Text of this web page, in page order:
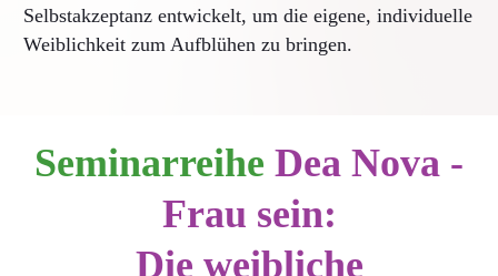
Selbstakzeptanz entwickelt, um die eigene, individuelle
Weiblichkeit zum Aufblühen zu bringen.
Seminarreihe Dea Nova -
Frau sein:
Die weibliche